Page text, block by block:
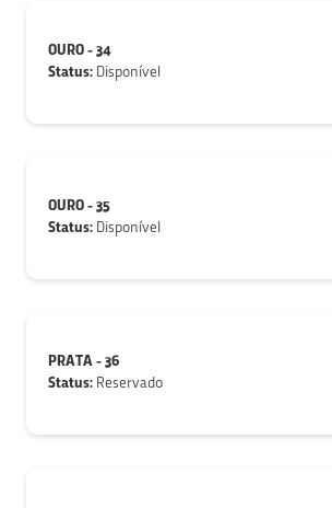
OURO - 34
Status: Disponível
OURO - 35
Status: Disponível
PRATA - 36
Status: Reservado